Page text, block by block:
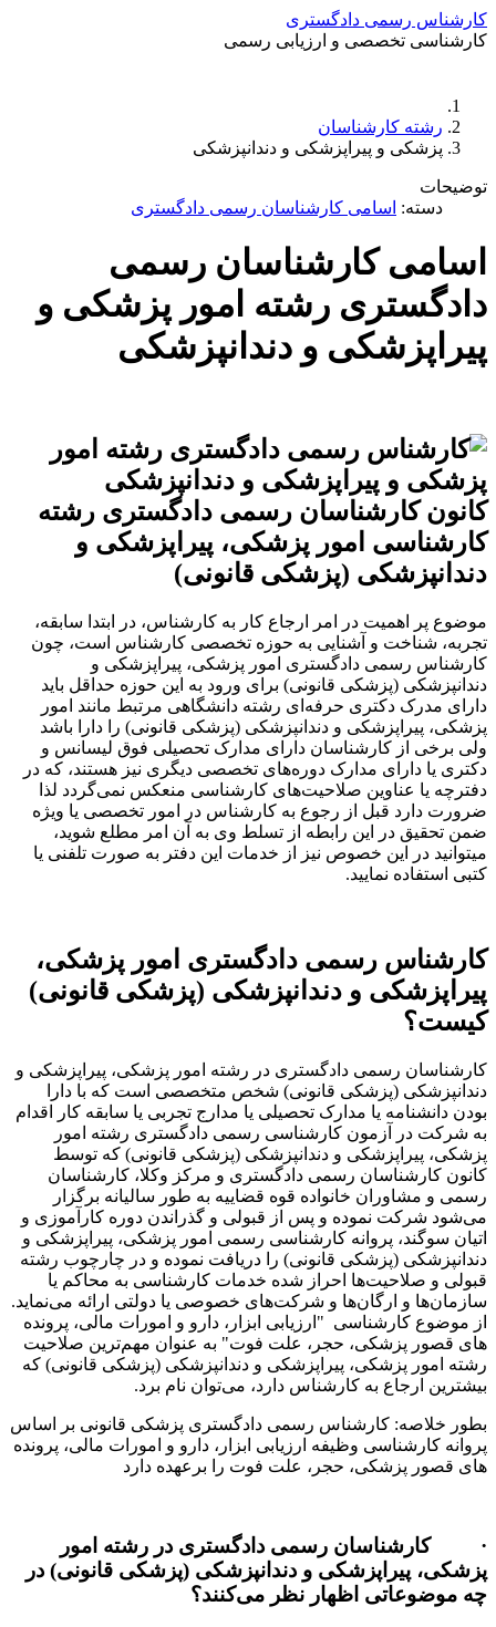
دادگستری
و ارزیابی رسمی
و پیراپزشکی و دندانپزشکی
اسامی کارشناسان رسمی دادگستری
کارشناسان رسمی
رشته امور پزشکی و
و دندانپزشکی
رسمی دادگستری رشته
امور پزشکی، پیراپزشکی و
(پزشکی قانونی)
در امر ارجاع کار به کارشناس، در ابتدا سابقه،
و آشنایی به حوزه تخصصی کارشناس است، چون
دادگستری امور پزشکی، پیراپزشکی و
قانونی) برای ورود به این حوزه حداقل باید
حرفه‌ای رشته دانشگاهی مرتبط مانند امور
و دندانپزشکی (پزشکی قانونی) را دارا باشد
کارشناسان دارای مدارک تحصیلی فوق لیسانس و
مدارک دوره‌های تخصصی دیگری نیز هستند، که در
صلاحیت‌های کارشناسی منعکس نمی‌گردد لذا
قبل از رجوع به کارشناس در امور تخصصی یا ویژه
این رابطه از تسلط وی به آن امر مطلع شوید،
این خصوص نیز از خدمات این دفتر به صورت تلفنی یا
نمایید.
رسمی دادگستری امور پزشکی،
و دندانپزشکی (پزشکی قانونی)
دادگستری در رشته امور پزشکی، پیراپزشکی و
(پزشکی قانونی) شخص متخصصی است که با دارا
یا مدارک تحصیلی یا مدارج تجربی یا سابقه کار اقدام
کارشناسی رسمی دادگستری رشته امور
و دندانپزشکی (پزشکی قانونی) که توسط
رسمی دادگستری و مرکز وکلا، کارشناسان
خانواده قوه قضاییه به طور سالیانه برگزار
نموده و پس از قبولی و گذراندن دوره کارآموزی و
پروانه کارشناسی رسمی امور پزشکی، پیراپزشکی و
(پزشکی قانونی) را دریافت نموده و در چارچوب رشته
احراز شده خدمات کارشناسی به محاکم یا
و شرکت‌های خصوصی یا دولتی ارائه می‌نماید.
"ارزیابی ابزار، دارو و امورات مالی، پرونده
حجر، علت فوت" به عنوان مهم‌ترین صلاحیت
پیراپزشکی و دندانپزشکی (پزشکی قانونی) که
به کارشناس دارد، می‌توان نام برد.
کارشناس رسمی دادگستری پزشکی قانونی بر اساس
وظیفه ارزیابی ابزار، دارو و امورات مالی، پرونده
حجر، علت فوت را برعهده دارد
رسمی دادگستری در رشته امور
و دندانپزشکی (پزشکی قانونی) در
اظهار نظر می‌کنند؟